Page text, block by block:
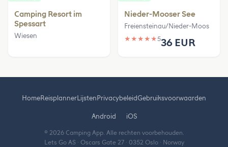
Camping Resort im
Spessart
Wiesen
Nieder-Mooser See
Freiensteinau/Nieder-Moos
★ ★ ★ ★ ★536 EUR
HomeReisplannerLijstenPrivacybeleidGebruiksvoorwaarden
Android iOS
© 2026 Camping App. Alle rechten voorbehouden.
Lets Go AS · Oscars Gate 27 · 0352 Oslo · Norway